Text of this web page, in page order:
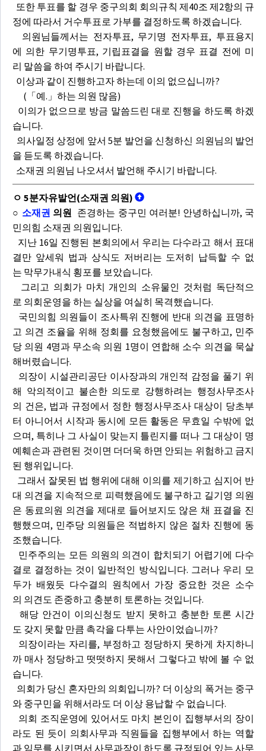
또한 투표를 할 경우 중구의회 회의규칙 제40조 제2항의 규
정에 따라서 거수투표로 가부를 결정하도록 하겠습니다.
의원님들께서는 전자투표, 무기명 전자투표, 투표용지
에 의한 무기명투표, 기립표결을 원할 경우 표결 전에 미
리 말씀을 하여 주시기 바랍니다.
이상과 같이 진행하고자 하는데 이의 없으십니까?
(「예.」하는 의원 많음)
이의가 없으므로 방금 말씀드린 대로 진행을 하도록 하겠
습니다.
의사일정 상정에 앞서 5분 발언을 신청하신 의원님의 발언
을 듣도록 하겠습니다.
소재권 의원님 나오셔서 발언해 주시기 바랍니다.
ㅇ 5분자유발언(소재권 의원)
○ 소재권 의원 존경하는 중구민 여러분! 안녕하십니까, 국
민의힘 소재권 의원입니다.
지난 16일 진행된 본회의에서 우리는 다수라고 해서 표대
결만 앞세워 법과 상식도 저버리는 도저히 납득할 수 없
는 막무가내식 횡포를 보았습니다.
그리고 의회가 마치 개인의 소유물인 것처럼 독단적으
로 의회운영을 하는 실상을 여실히 목격했습니다.
국민의힘 의원들이 조사특위 진행에 반대 의견을 표명하
고 의견 조율을 위해 정회를 요청했음에도 불구하고, 민주
당 의원 4명과 무소속 의원 1명이 연합해 소수 의견을 묵살
해버렸습니다.
의장이 시설관리공단 이사장과의 개인적 감정을 풀기 위
해 악의적이고 불손한 의도로 강행하려는 행정사무조사
의 건은, 법과 규정에서 정한 행정사무조사 대상이 당초부
터 아니어서 시작과 동시에 모든 활동은 무효일 수밖에 없
으며, 특히나 그 사실이 맞는지 틀린지를 떠나 그 대상이 명
예훼손과 관련된 것이면 더더욱 하면 안되는 위험하고 금지
된 행위입니다.
그래서 잘못된 법 행위에 대해 이의를 제기하고 심지어 반
대 의견을 지속적으로 피력했음에도 불구하고 길기영 의원
은 동료의원 의견을 제대로 들어보지도 않은 채 표결을 진
행했으며, 민주당 의원들은 적법하지 않은 절차 진행에 동
조했습니다.
민주주의는 모든 의원의 의견이 합치되기 어렵기에 다수
결로 결정하는 것이 일반적인 방식입니다. 그러나 우리 모
두가 배웠듯 다수결의 원칙에서 가장 중요한 것은 소수
의 의견도 존중하고 충분히 토론하는 것입니다.
해당 안건이 이의신청도 받지 못하고 충분한 토론 시간
도 갖지 못할 만큼 촉각을 다투는 사안이었습니까?
의장이라는 자리를, 부정하고 정당하지 못하게 차지하니
까 매사 정당하고 떳떳하지 못해서 그렇다고 밖에 볼 수 없
습니다.
의회가 당신 혼자만의 의회입니까? 더 이상의 폭거는 중구
와 중구민을 위해서라도 더 이상 용납할 수 없습니다.
의회 조직운영에 있어서도 마치 본인이 집행부서의 장이
라도 된 듯이 의회사무과 직원들을 집행부에서 하는 역할
과 임무를 시키면서 사무과장이 하도록 규정되어 있는 사무